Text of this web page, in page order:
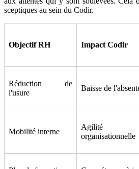
sceptiques au sein du Codir.
Objectif RH Impact Codir
Réduction de
l'usure
Baisse de
Mobilité interne
Agilité
organisationnelle